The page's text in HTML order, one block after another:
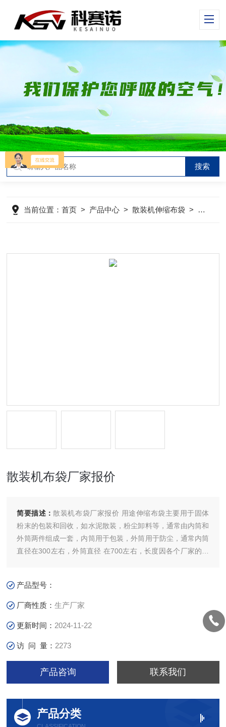
当前位置：首页 > 产品中心 >散装机伸缩布袋 > 散装机
散装机布袋厂家报价
简要描述：散装机布袋厂家报价 用途伸缩布袋主要用于固体
粉末的包装和回收，如水泥散装，粉尘卸料等，通常由内筒和
外筒两件组成一套，内筒用于包装，外筒用于防尘，通常内筒
直径在300左右，外筒直径 在700左右，长度因各个厂家的要
接固定袋头袋尾，也可做成带支撑环的外耳帆布袋，用钢丝绳
固定和控制。
产品型号：
厂商性质：生产厂家
更新时间： 2024-11-22
访 问 量： 2273
产品咨询 联系我们
产品分类